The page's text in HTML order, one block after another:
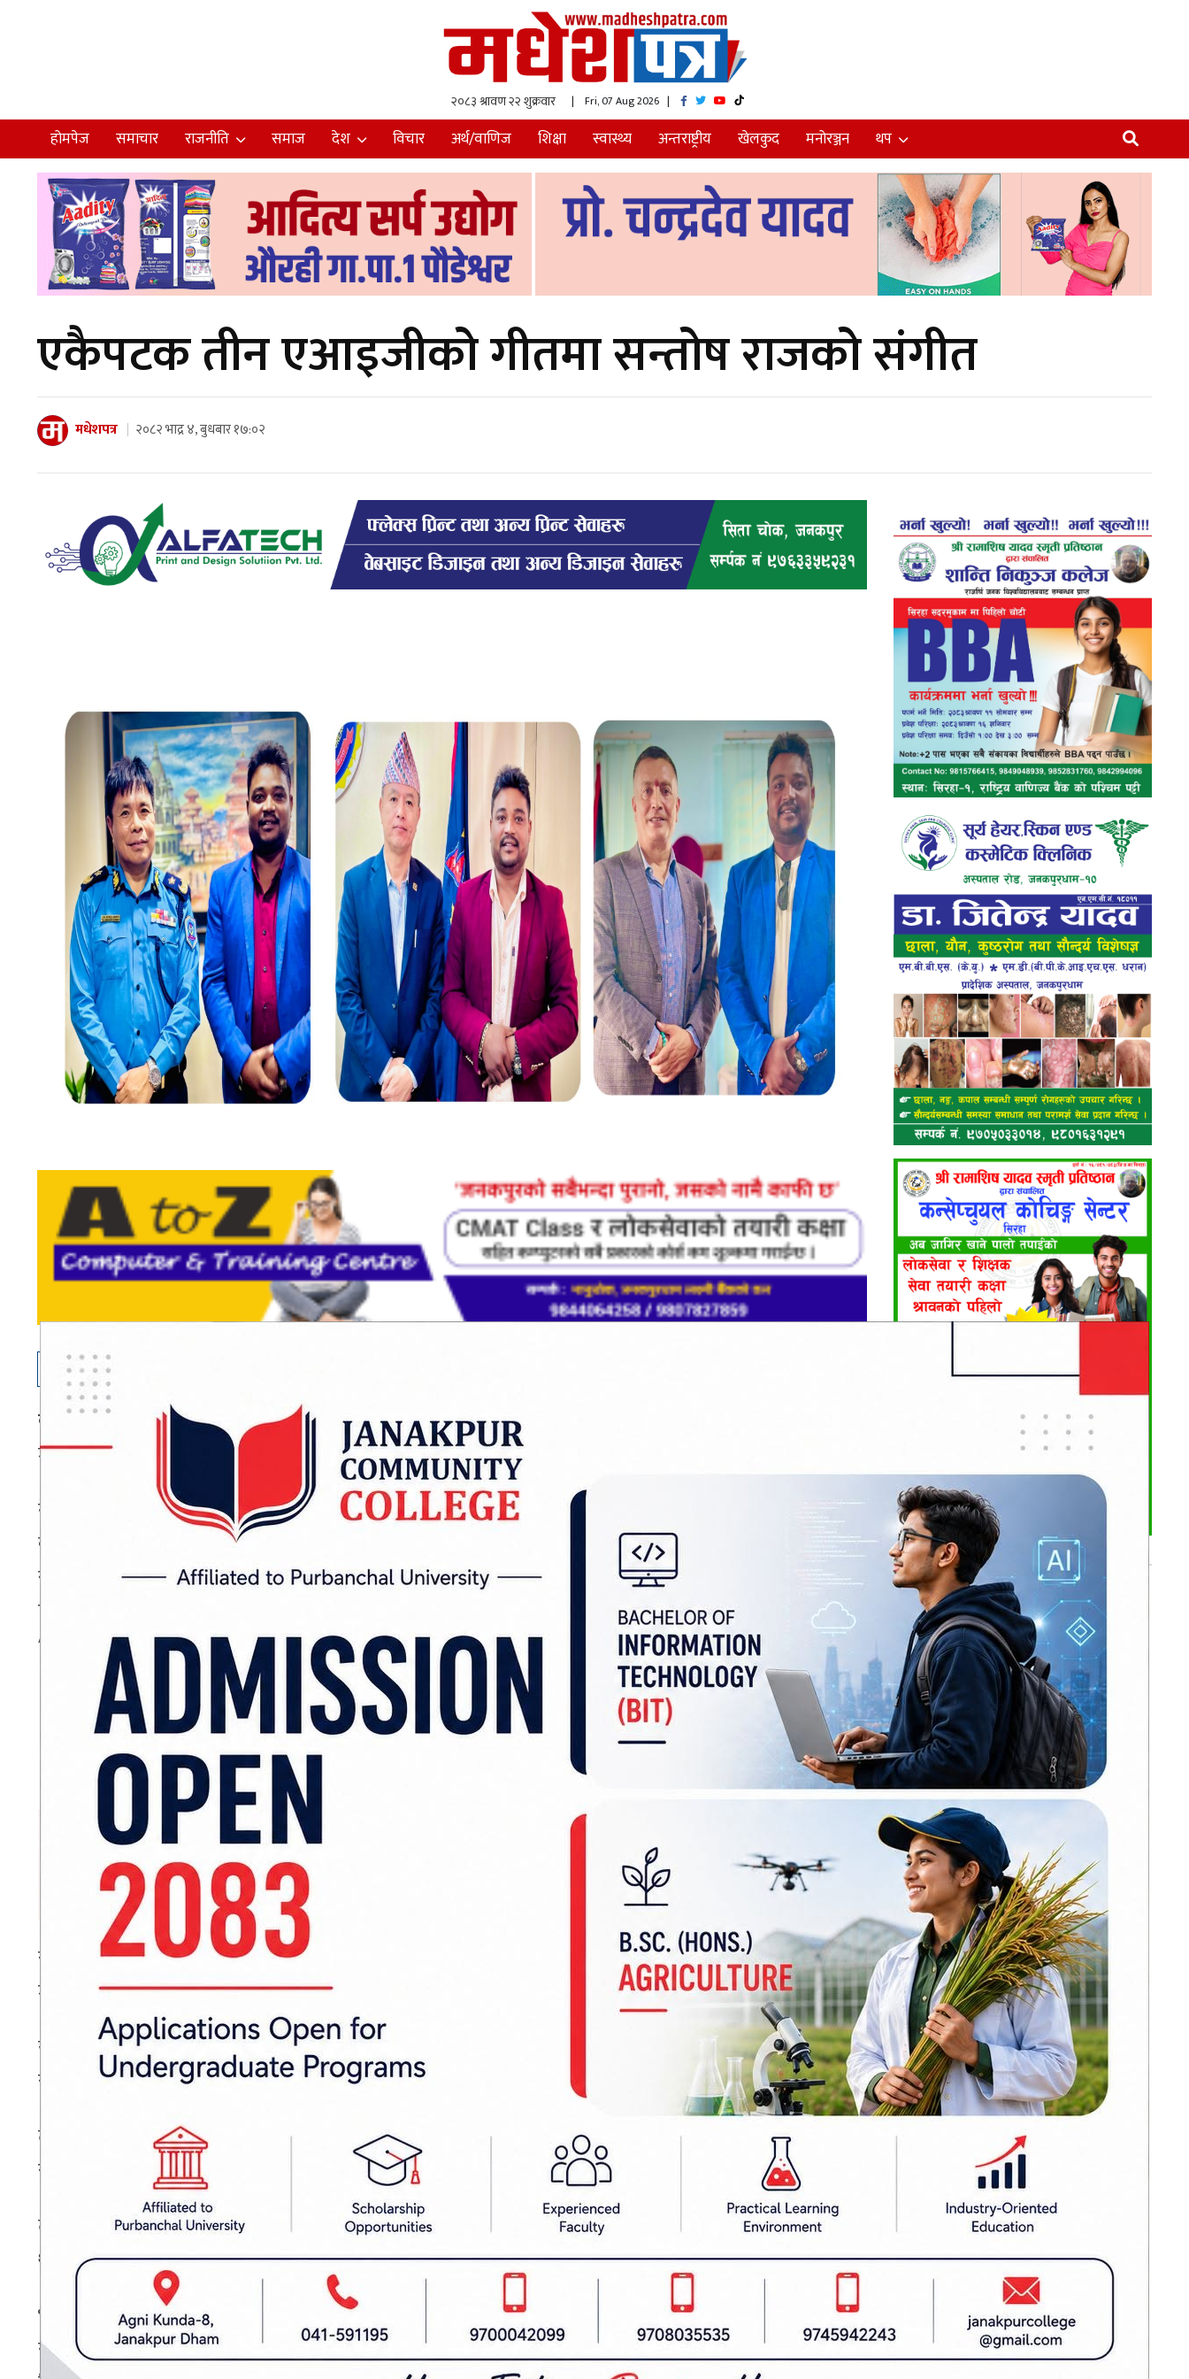
| Fri, 07 Aug 2026 |
होमपेज समाचार राजनीति समाज देश विचार अर्थ/वाणिज शिक्षा स्वास्थ्य अन्तराष्ट्रीय खेलकुद मनोरञ्जन थप
एकैपटक तीन एआइजीको गीतमा सन्तोष राजको संगीत
मधेशपत्र २०८२ भाद्र ४, बुधबार १७:०२
काठमाडौं : नेपाली, भोजपुरी र मैथिली सांगीतिक क्षेत्रमा सक्रिय संगीतकार सन्तोष राज सहनीले पहिलोपटक एकैसाथ तीन
जना प्रहरी अतिरिक्त महानिरीक्षक (एआइजी) का गीतमा संगीत दिने भएका छन्।
नेपाल प्रहरी काठमाडौं उपत्यका प्रहरी कार्यालय रानीपोखरीका प्रमुख एआइजी तथा गीतकार टेकबहादुर तामाङ, प्रहरी प्रधान
कार्यालय केन्द्रीय अनुसन्धान ब्युरो (सीआइबी) का प्रमुख एआइजी चन्द्र कुबेर खापुङ, र प्रहरी प्रधान कार्यालय नक्साल मानव
स्रोत विकास विभागका प्रमुख एआइजी दानबहादुर कार्कीका गीतमा सन्तोष राजले संगीत भर्ने पक्का भएको हो। यी तीनैजना
एआइजी स्वयं गीत लेख्ने गीतकार पनि हुन्।
ADVERTISEMENT
सन्तोष राजका अनुसार ती तीनवटै गीतहरुको संगीत तयारी अन्तिम चरणमा पुगेको छ। उनले भने, ‘इच्छाशक्ति भएपछि
जुनसुकै पेशामा रहेका व्यक्तिहरूले सिर्जनात्मक काम गर्न सक्छन् भन्ने सन्देश यिनका गीतले दिन्छ।’
यसका साथै उनी ठूल्ठूला व्यावसायिक गीतमा पनि व्यस्त छन्। ‘बिदेशमा बोल’ बोलको गीतमा बलिउड गायक उदित नारायण
र दीपा नारायणको स्वर हुनेछ भने शब्द सुरेन्द्र महर्जन ‘अमर’ को रहेको छ। उक्त गीत हाल रेकर्डिङ प्रक्रियामा छ।
त्यस्तै ‘भम तिम्रो आँगनिमा कहिले टेक्ने हो’ बोलको गीतमा बलिउड गायक कुमार सानु र गायिका सेलिना कुँवरको स्वर
रहनेछ। गीतकार रमेश कोइरालाको शब्दमा सो गीतको रेकर्डिङ भइरहेको छ।
त्यस्तै, नेपाली चलचित्र ‘दर्शन नमस्ते–५’ को शीर्ष गीतमा गायक राजेश पायल राईको स्वर रहने भएको छ। सो गीत राजेन्द्र
थापाको शब्दमा रेकर्ड हुँदैछ।
भोजपुरी गीतहरूमा पनि सन्तोष राज उत्तिकै सक्रिय छन्। ‘करना बहाना रानी’ बोलको गीतमा बिक्रम्त मेहता र शिल्पी राजको
स्वर रहनेछ भने शब्द उमालाल यादवले लेखेका हुन्। सोहीत, ‘हम त भईनी तोहार’ बोलको गीतमा भने उनले आफैं संगीत र स्वर
भर्खरै
प्रतिनिधिसभाको
आजको बैठकमा ४
वटा विधेयक प्रस्तुत
हुने
अन्ततः आफ्नै
योजनाबाट पछि हटे
ओली, कोशीमा
कार्कीकै निरन्तरता
भिडभाड लुकाउन
सिभिल अस्पतालमा
फोटो–भिडियो खिच्न
रोक
ग्वार्को फ्लाईओभरमा
बस दुर्घटना : एक
महिलाको मृत्यु, ६
जना घाइते
सर्वोच्चमा कांग्रेस
विशेष
महाधिवेशनसम्बन्धी
पुनरावलोकन निवेदन
अध्ययन हुँदै
गोरखामा पहिरो :
पेट्रोल पम्प र घरमा
क्षति, पाँच
मोटरसाइकल पुरिए